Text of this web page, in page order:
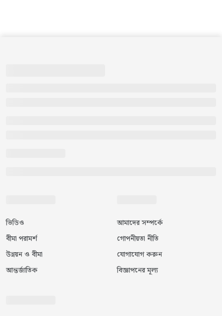
ভিডিও
বীমা পরামর্শ
উন্নয়ন ও বীমা
আন্তর্জাতিক
আমাদের সম্পর্কে
গোপনীয়তা নীতি
যোগাযোগ করুন
বিজ্ঞাপনের মূল্য